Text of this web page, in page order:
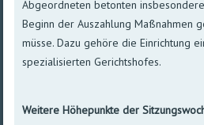
Abgeordneten betonten
Beginn der Auszahlung Maßnahmen
müsse. Dazu gehöre die Einrichtung
spezialisierten Gerichtshofes.
Weitere Höhepunkte der